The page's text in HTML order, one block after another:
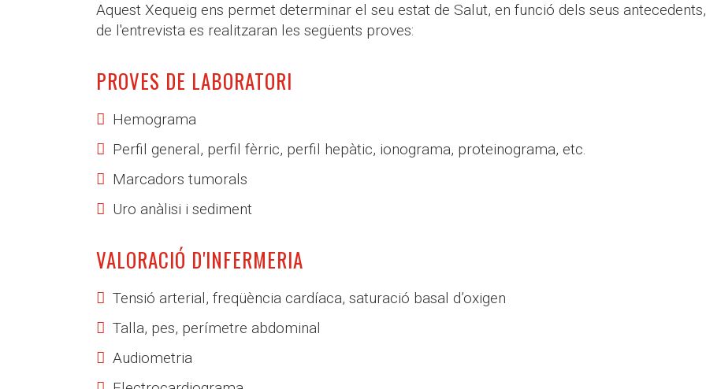
Aquest Xequeig ens permet determinar el seu estat de Salut, en funció dels seus
de l'entrevista es realitzaran les següents proves:
PROVES DE LABORATORI
Hemograma
Perfil general, perfil fèrric, perfil hepàtic, ionograma, proteinograma, etc.
Marcadors tumorals
Uro anàlisi i sediment
VALORACIÓ D'INFERMERIA
Tensió arterial, freqüència cardíaca, saturació basal d’oxigen
Talla, pes, perímetre abdominal
Audiometria